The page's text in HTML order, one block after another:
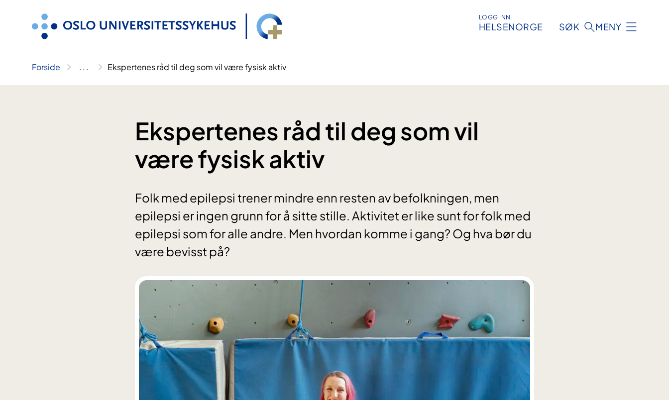
LOGG INN
HELSENORGE SØK MENY
Forside .. . Ekspertenes råd til deg som vil være fysisk aktiv
Ekspertenes råd til deg som vil
være fysisk aktiv
Folk med epilepsi trener mindre enn resten av befolkningen, men
epilepsi er ingen grunn for å sitte stille. Aktivitet er like sunt for folk med
epilepsi som for alle andre. Men hvordan komme i gang? Og hva bør du
være bevisst på?